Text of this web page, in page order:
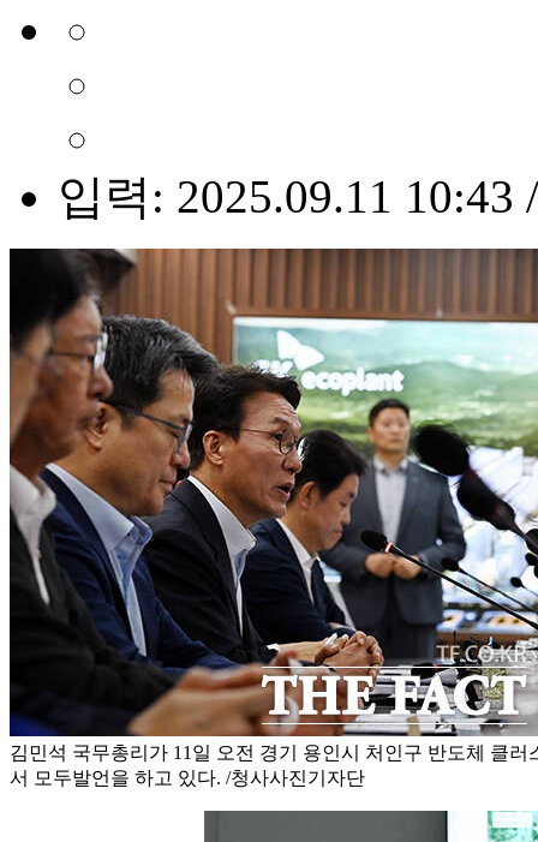
입력: 2025.09.11 10:43
김민석 국무총리가 11일 오전 경기 용인시 처인구 반도체 클
서 모두발언을 하고 있다. /청사사진기자단